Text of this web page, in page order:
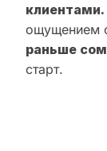
клиентами.
ощущением
раньше
старт.